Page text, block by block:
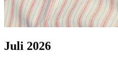
Juli 2026